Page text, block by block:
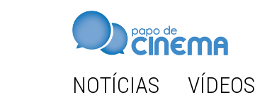
NOTÍCIAS VÍDEOS